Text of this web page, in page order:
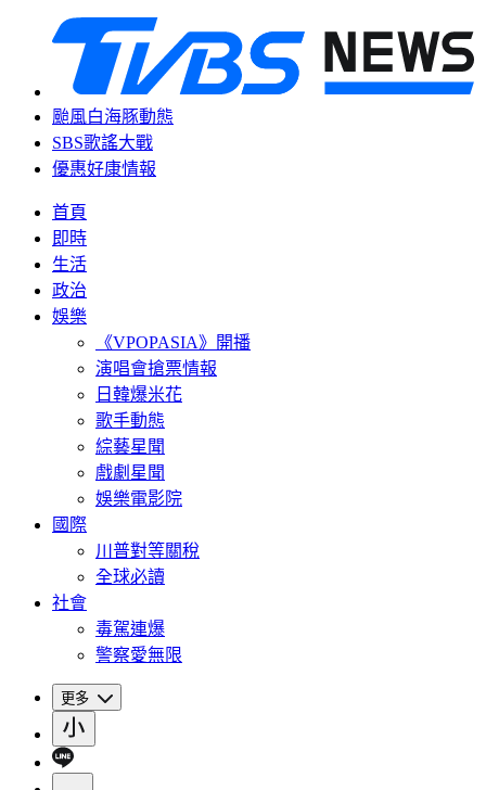
颱風白海豚動態
SBS歌謠大戰
優惠好康情報
首頁
即時
生活
政治
娛樂
《VPOPASIA》開播
演唱會搶票情報
日韓爆米花
歌手動態
綜藝星聞
戲劇星聞
娛樂電影院
國際
川普對等關稅
全球必讀
社會
毒駕連爆
警察愛無限
更多